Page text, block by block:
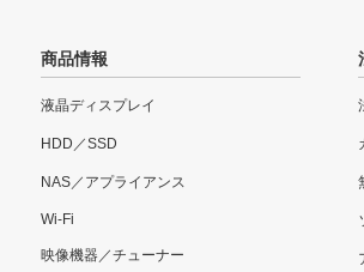
商品情報
液晶ディスプレイ
HDD／SSD
NAS／アプライアンス
Wi-Fi
映像機器／チューナー